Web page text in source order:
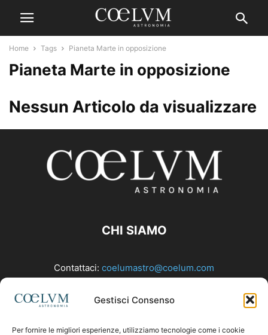
Gestisci Consenso
Per fornire le migliori esperienze, utilizziamo tecnologie come i cookie
Home Tags Pianeta Marte in opposizione
Pianeta Marte in opposizione
Nessun Articolo da visualizzare
CHI SIAMO
Contattaci: coelumastro@coelum.com
SEGUICI